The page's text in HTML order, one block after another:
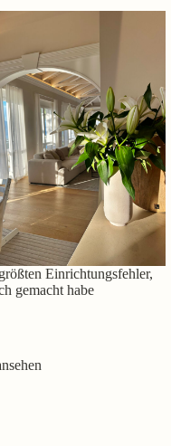
Einrichtungsfehler,
gemacht habe